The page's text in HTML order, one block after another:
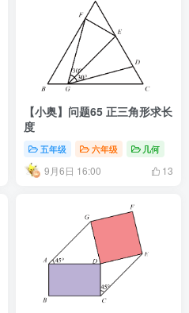
【小奥】问题65 正三角形求长
度
五年级 六年级 几何
9月6日 16:00 13